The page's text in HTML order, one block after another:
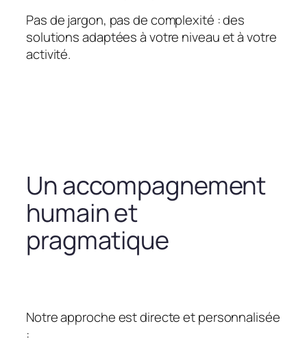
Pas de jargon, pas de complexité : des
solutions adaptées à votre niveau et à votre
activité.
Un accompagnement
humain et
pragmatique
Notre approche est directe et personnalisée
: